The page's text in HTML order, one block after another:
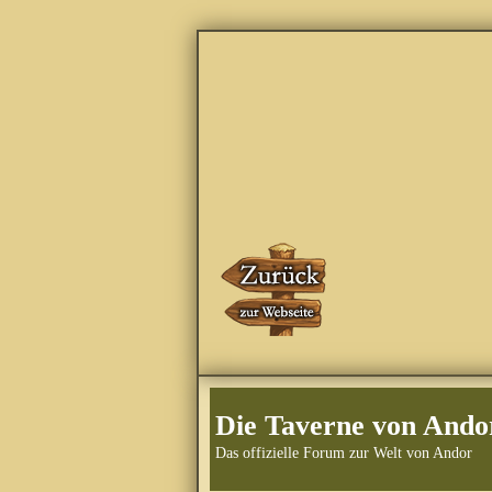
Die Taverne von
Das offizielle Forum zur Welt von Andor